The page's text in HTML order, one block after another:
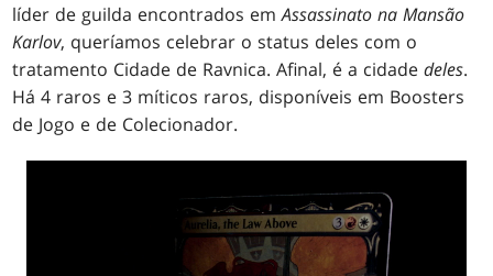
líder de guilda encontrados emAssassinato na Mansão
Karlov, queríamos celebrar o status deles com o
tratamento Cidade de Ravnica. Afinal, é a cidadedeles.
Há 4 raros e 3 míticos raros, disponíveis em Boosters
de Jogo e de Colecionador.